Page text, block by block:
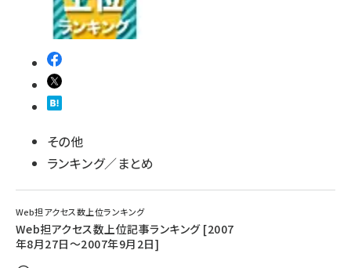
その他
ランキング／まとめ
Web担アクセス数上位ランキング
Web担アクセス数上位記事ランキング [2007
年8月27日～2007年9月2日]